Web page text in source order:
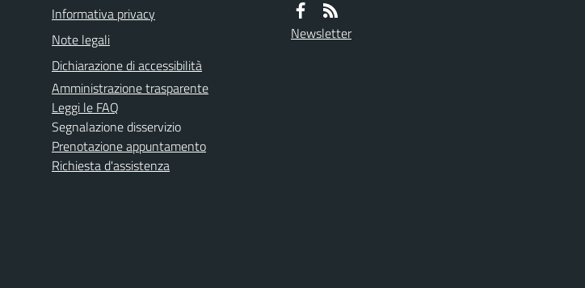
Informativa privacy
Note legali
Dichiarazione di accessibilità
Amministrazione trasparente
Leggi le FAQ
Segnalazione disservizio
Prenotazione appuntamento
Richiesta d'assistenza
Newsletter